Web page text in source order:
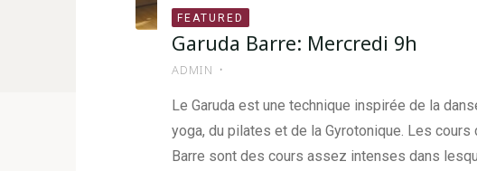
FEATURED
Garuda Barre: Mercredi 9h
ADMIN
Le Garuda est une technique inspirée de la
yoga, du pilates et de la Gyrotonique. Les cours
Barre sont des cours assez intenses dans